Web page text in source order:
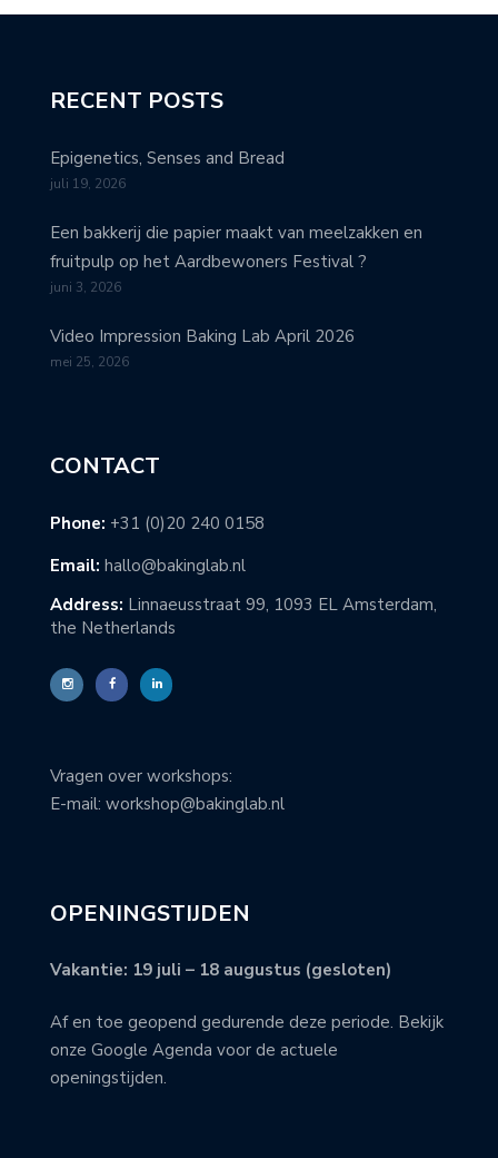
RECENT POSTS
Epigenetics, Senses and Bread
juli 19, 2026
Een bakkerij die papier maakt van meelzakken en
fruitpulp op het Aardbewoners Festival ?
juni 3, 2026
Video Impression Baking Lab April 2026
mei 25, 2026
CONTACT
Phone: +31 (0)20 240 0158
Email: hallo@bakinglab.nl
Address: Linnaeusstraat 99, 1093 EL Amsterdam,
the Netherlands
Vragen over workshops:
E-mail: workshop@bakinglab.nl
OPENINGSTIJDEN
Vakantie: 19 juli – 18 augustus (gesloten)
Af en toe geopend gedurende deze periode. Bekijk
onze Google Agenda voor de actuele
openingstijden.